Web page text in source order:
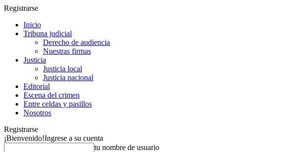
Registrarse
Inicio
Tribuna judicial
Derecho de audiencia
Nuestras firmas
Justicia
Justicia local
Justicia nacional
Editorial
Escena del crimen
Entre celdas y pasillos
Nosotros
Registrarse
¡Bienvenido!Ingrese a su cuenta
tu nombre de usuario